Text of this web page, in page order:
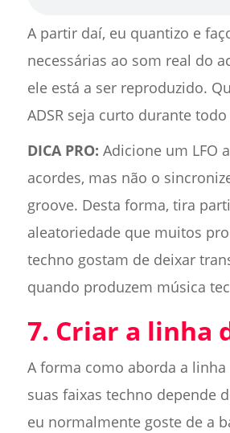
A partir daí, eu quantizo e
necessárias ao som real do
ele está a ser reproduzido.
ADSR seja curto durante
DICA PRO: Adicione um LFO
acordes, mas não o
groove. Desta forma, tira
aleatoriedade que muitos
techno gostam de deixar
quando produzem música
7. Criar a linha
A forma como aborda a linha
suas faixas techno depende
eu normalmente goste de a